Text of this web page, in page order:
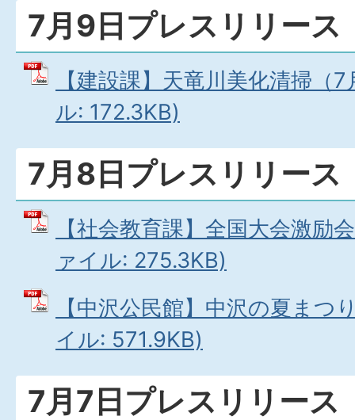
7月9日プレスリリース
【建設課】天竜川美化清掃（
ル: 172.3KB)
7月8日プレスリリース
【社会教育課】全国大会激励
ァイル: 275.3KB)
【中沢公民館】中沢の夏まつ
イル: 571.9KB)
7月7日プレスリリース